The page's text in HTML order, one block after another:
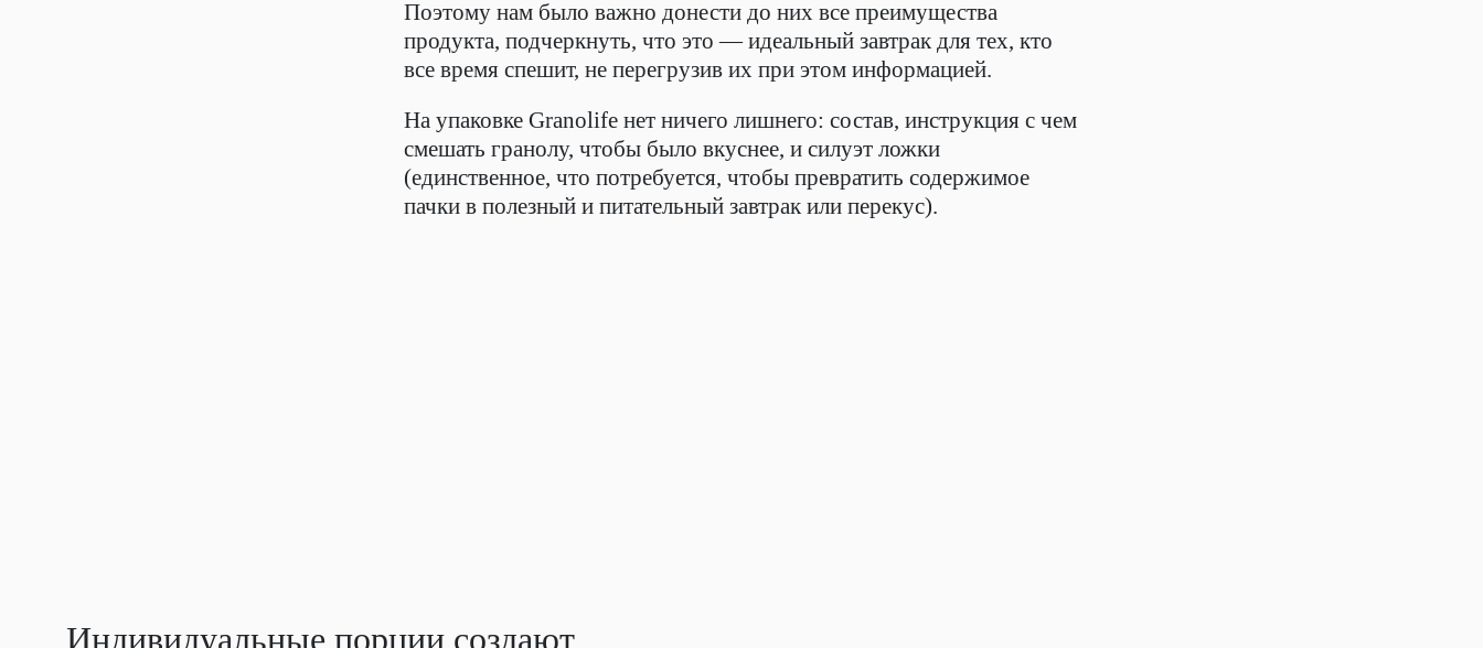
Поэтому нам было важно донести до них все преимущества
продукта, подчеркнуть, что это — идеальный завтрак для тех, кто
все время спешит, не перегрузив их при этом информацией.
На упаковке Granolife нет ничего лишнего: состав, инструкция с чем
смешать гранолу, чтобы было вкуснее, и силуэт ложки
(единственное, что потребуется, чтобы превратить содержимое
пачки в полезный и питательный завтрак или перекус).
Индивидуальные порции создают